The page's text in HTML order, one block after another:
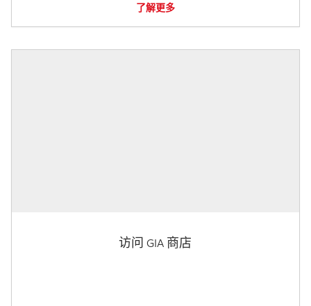
了解更多
访问 GIA 商店